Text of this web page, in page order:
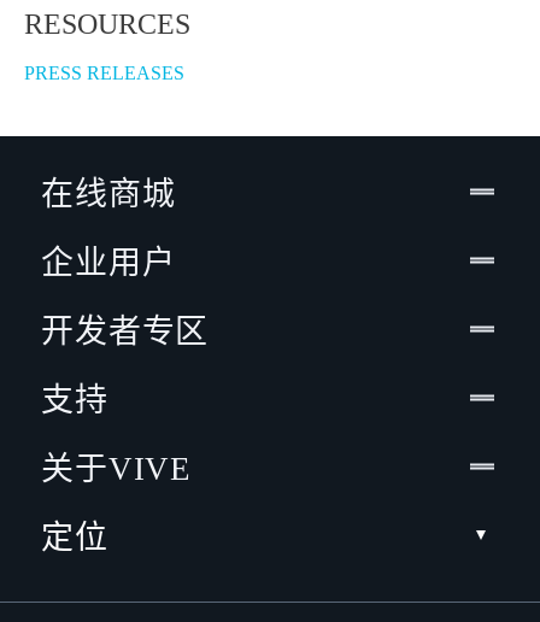
RESOURCES
PRESS RELEASES
在线商城
企业用户
开发者专区
支持
关于VIVE
定位